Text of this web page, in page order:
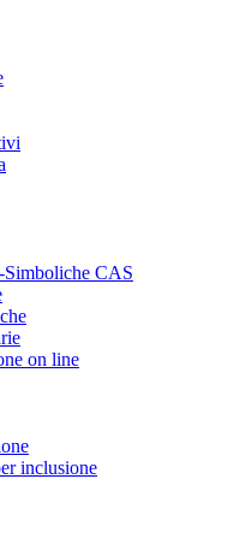
CAS
on line
inclusione